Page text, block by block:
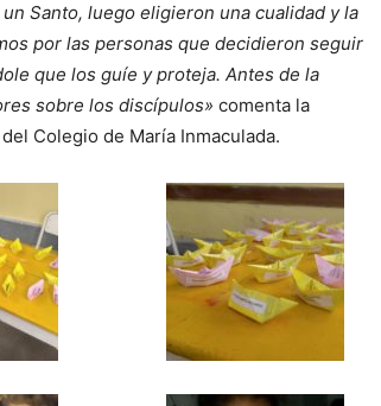
Santo, luego eligieron una cualidad y la
por las personas que decidieron seguir
que los guíe y proteja. Antes de la
sobre los discípulos» comenta la
Colegio de María Inmaculada.